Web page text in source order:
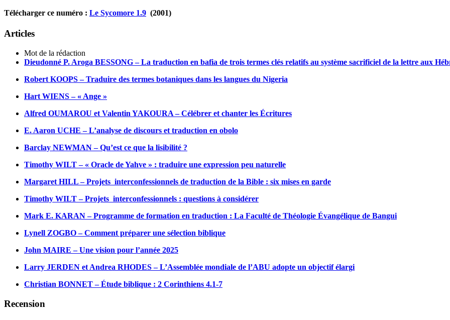
Télécharger ce numéro : Le Sycomore 1.9 (2001)
Articles
Mot de la rédaction
Dieudonné P. Aroga BESSONG – La traduction en bafia de trois termes clés relatifs au système sacrificiel de la lettre aux
Robert KOOPS – Traduire des termes botaniques dans les langues du Nigeria
Hart WIENS – « Ange »
Alfred OUMAROU et Valentin YAKOURA – Célébrer et chanter les Écritures
E. Aaron UCHE – L’analyse de discours et traduction en obolo
Barclay NEWMAN – Qu’est ce que la lisibilité ?
Timothy WILT – « Oracle de Yahve » : traduire une expression peu naturelle
Margaret HILL – Projets interconfessionnels de traduction de la Bible : six mises en garde
Timothy WILT – Projets interconfessionnels : questions à considérer
Mark E. KARAN – Programme de formation en traduction : La Faculté de Théologie Évangélique de Bangui
Lynell ZOGBO – Comment préparer une sélection biblique
John MAIRE – Une vision pour l’année 2025
Larry JERDEN et Andrea RHODES – L’Assemblée mondiale de l’ABU adopte un objectif élargi
Christian BONNET – Étude biblique : 2 Corinthiens 4.1-7
Recension